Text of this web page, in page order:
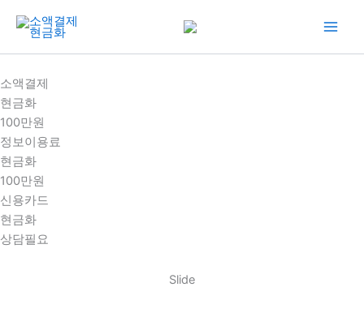
건
너
뛰
기
소액결제
현금화
100만원
정보이용료
현금화
100만원
신용카드
현금화
상담필요
Slide